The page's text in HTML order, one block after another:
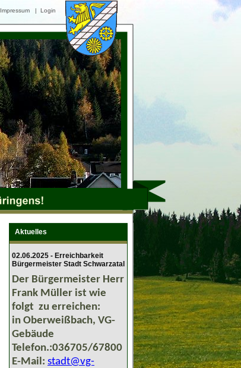
Impressum | Login
Aktuelles
02.06.2025 - Erreichbarkeit
Bürgermeister Stadt Schwarzatal
Der Bürgermeister Herr
Frank Müller ist wie
folgt zu erreichen:
in Oberweißbach, VG-
Gebäude
Telefon.:036705/67800
E-Mail: stadt@vg-